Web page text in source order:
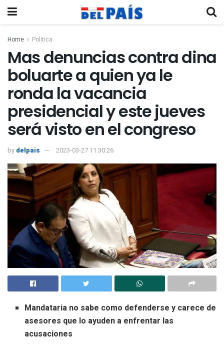
Home Politica
Mas denuncias contra dina
boluarte a quien ya le
ronda la vacancia
presidencial y este jueves
será visto en el congreso
by delpais 2023-03-27 11:30:26
Mandataria no sabe como defenderse y carece de
asesores que lo ayuden a enfrentar las
acusaciones